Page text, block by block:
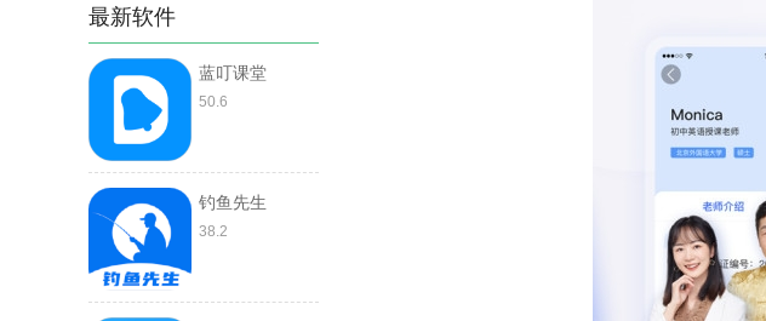
最新软件
蓝叮课堂
50.6
钓鱼先生
38.2